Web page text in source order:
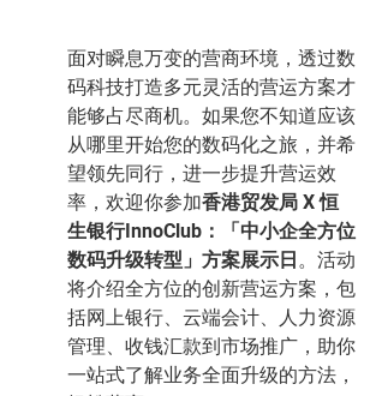
面对瞬息万变的营商环境，透过数
码科技打造多元灵活的营运方案才
能够占尽商机。如果您不知道应该
从哪里开始您的数码化之旅，并希
望领先同行，进一步提升营运效
率，欢迎你参加香港贸发局 X 恒
生银行InnoClub：「中小企全方位
数码升级转型」方案展示日。活动
将介绍全方位的创新营运方案，包
括网上银行、云端会计、人力资源
管理、收钱汇款到市场推广，助你
一站式了解业务全面升级的方法，